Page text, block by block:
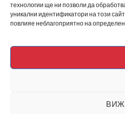
технологии ще ни позволи да
уникални идентификатори на този
повлияе неблагоприятно на